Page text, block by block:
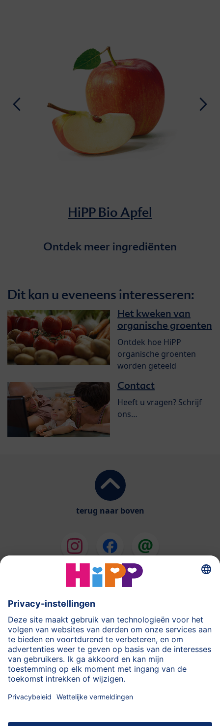
HiPP Bio Apfel
Ontdek meer ingrediënten
Dit kan u eveneens interesseren:
Het kweken van
organische groenten
Ontdek hoe HiPP
organische groenten
worden geteeld
Contact
Heeft u vragen? Schrijf
ons…
terug naar boven
HiPP Melkbereidingen
HiPP Babyvoeding
HiPP tijdens de Zwangerschap
Privacyverklaring
Gebruiksvoorwaarden
Stempel
Meer over HiPP Contact